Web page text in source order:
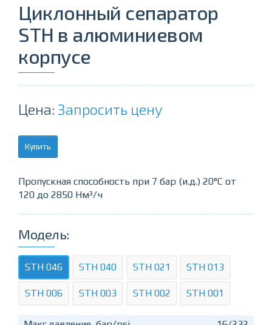
Циклонный сепаратор
STH в алюминиевом
корпусе
Цена: Запросить цену
Купить
Пропускная способность при 7 бар (и.д.) 20°C от
120 до 2850 Нм³/ч
Модель:
STH 046 STH 040 STH 021 STH 013
STH 006 STH 003 STH 002 STH 001